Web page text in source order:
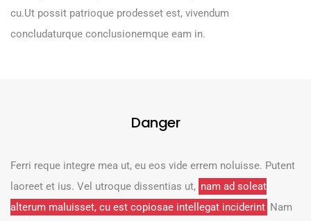
cu.Ut possit patrioque prodesset est, vivendum
concludaturque conclusionemque eam in.
Danger
Ferri reque integre mea ut, eu eos vide errem noluisse. Putent
laoreet et ius. Vel utroque dissentias ut, nam ad soleat
alterum maluisset, cu est copiosae intellegat inciderint Nam